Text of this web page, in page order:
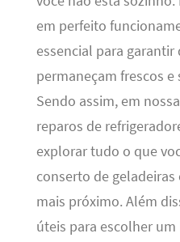
em perfeito
essencial para
permaneçam frescos
Sendo assim, em
reparos de
explorar tudo o que
conserto de geladeiras
mais próximo. Além
úteis para escolher